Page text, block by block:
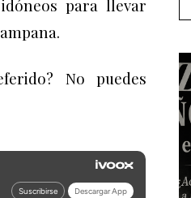
para llevar
No puedes